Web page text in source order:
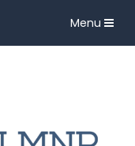
Toggle
Menu